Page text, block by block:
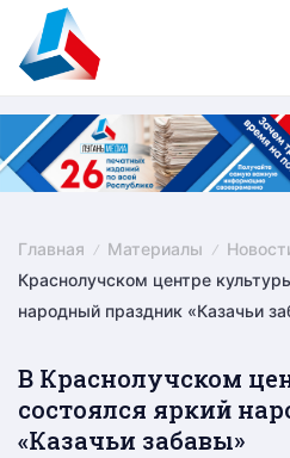
content
Главная Материалы
Краснолучском центре
народный праздник «Казачьи
В Краснолучском
состоялся яркий
«Казачьи забавы»